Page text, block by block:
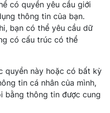
có quyền yêu cầu giới
thông tin của bạn.
bạn có thể yêu cầu dữ
có cấu trúc có thể
quyền này hoặc có bất kỳ
tin cá nhân của mình,
bằng thông tin được cung